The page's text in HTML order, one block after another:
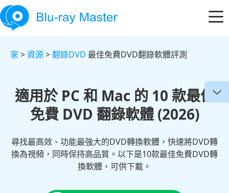
家 >資源>翻錄DVD 最佳免費DVD翻錄軟體評測
適用於 PC 和 Mac 的 10 款最佳
免費 DVD 翻錄軟體 (2026)
尋找最高效、功能最強大的DVD轉換軟體，快速將DVD轉
換為視頻，同時保持高品質。以下是10款最佳免費DVD轉
換軟體，可供下載。